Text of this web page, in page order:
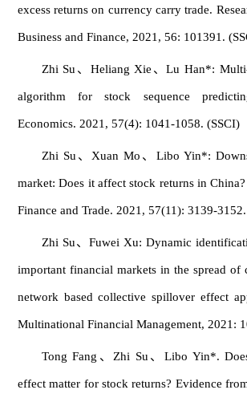
excess returns on currency carry trade.
Business and Finance, 2021, 56: 101391.
Zhi Su、Heliang Xie、Lu Han*:
algorithm for stock sequence
Economics. 2021, 57(4): 1041-1058. (SSCI)
Zhi Su、Xuan Mo、Libo Yin*:
market: Does it affect stock returns in
Finance and Trade. 2021, 57(11): 3139-
Zhi Su、Fuwei Xu: Dynamic
important financial markets in the spread of
network based collective spillover effect
Multinational Financial Management, 2021:
Tong Fang、Zhi Su、Libo Yin*.
effect matter for stock returns? Evidence